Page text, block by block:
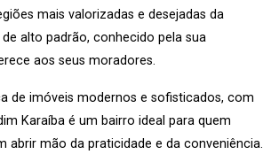
mais valorizadas e desejadas da
alto padrão, conhecido pela sua
aos seus moradores.
de imóveis modernos e sofisticados, com
Karaíba é um bairro ideal para quem
abrir mão da praticidade e da conveniência.